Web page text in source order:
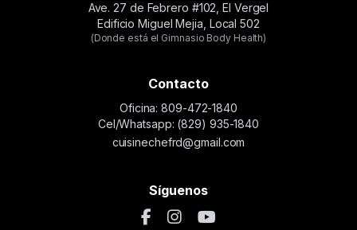
Ave. 27 de Febrero #102, El Vergel
Edificio Miguel Mejia, Local 502
(Donde está el Gimnasio Body Health)
Contacto
Oficina: 809-472-1840
Cel/Whatsapp: (829) 935-1840
cuisinechefrd@gmail.com
Síguenos